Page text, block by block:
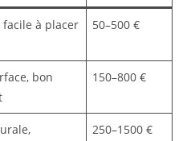
facile à placer 50–500 €
bon
150–800 €
250–1500 €